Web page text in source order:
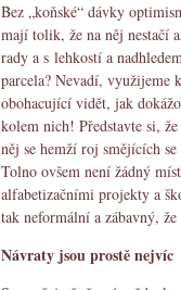
Bez „koňské“ dávky
mají tolik, že na něj nestačí
rady a s lehkostí a
parcela? Nevadí, využijeme
obohacující vidět, jak
kolem nich! Představte si,
něj se hemží roj smějících
Tolno ovšem není žádný
alfabetizačními projekty a
tak neformální a zábavný,
Návraty jsou prostě nejvíc